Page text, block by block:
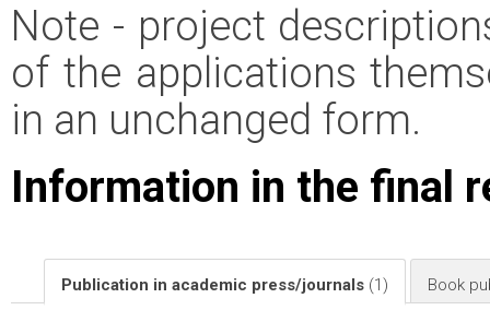
Note - project
of the applications
in an unchanged form.
Information in the final
Publication in academic press/journals (1) Book